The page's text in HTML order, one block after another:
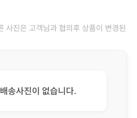
사진은 고객님과 협의후 상품이 변경된
송사진이 없습니다.